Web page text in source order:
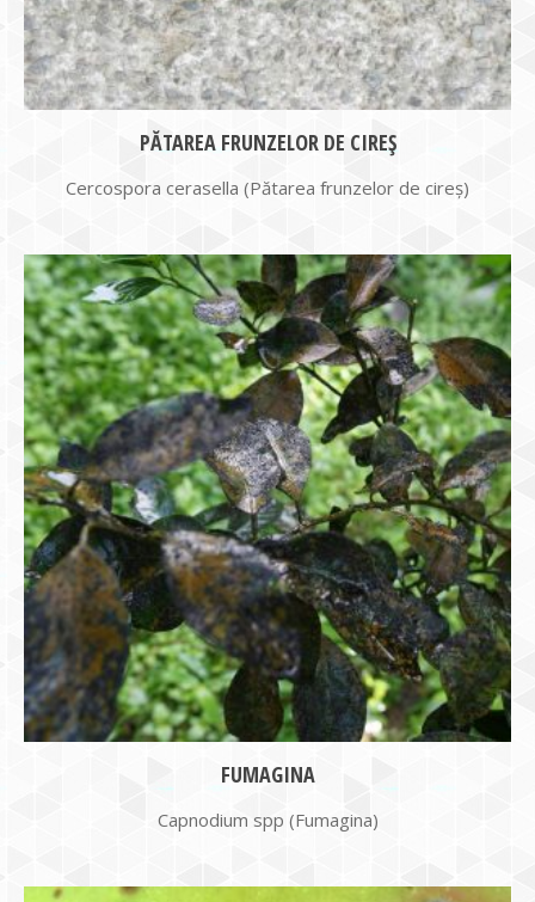
PĂTAREA FRUNZELOR DE CIREȘ
Cercospora cerasella (Pătarea frunzelor de cireș)
FUMAGINA
Capnodium spp (Fumagina)